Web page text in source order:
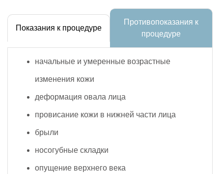
Показания к процедуре
Противопоказания к
процедуре
начальные и умеренные возрастные
изменения кожи
деформация овала лица
провисание кожи в нижней части лица
брыли
носогубные складки
опущение верхнего века